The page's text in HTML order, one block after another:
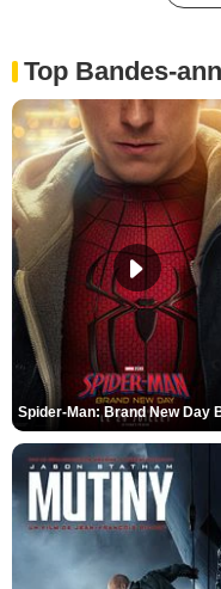
Top Bandes-